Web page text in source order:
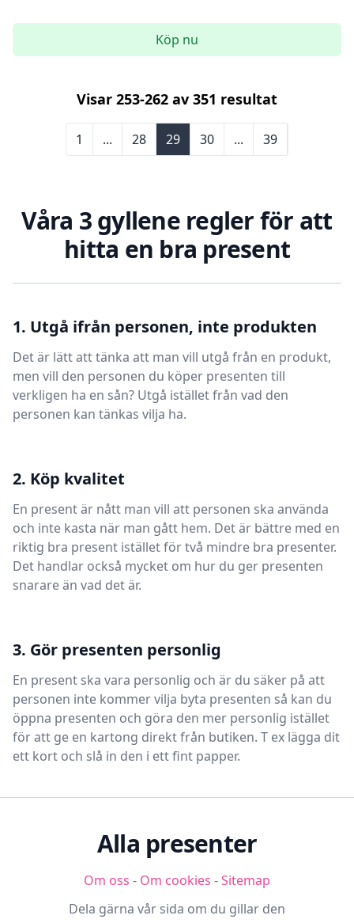
Köp nu
Visar 253-262 av 351 resultat
1 ... 28 29 30 ... 39
Våra 3 gyllene regler för att
hitta en bra present
1. Utgå ifrån personen, inte produkten
Det är lätt att tänka att man vill utgå från en produkt,
men vill den personen du köper presenten till
verkligen ha en sån? Utgå istället från vad den
personen kan tänkas vilja ha.
2. Köp kvalitet
En present är nått man vill att personen ska använda
och inte kasta när man gått hem. Det är bättre med en
riktig bra present istället för två mindre bra presenter.
Det handlar också mycket om hur du ger presenten
snarare än vad det är.
3. Gör presenten personlig
En present ska vara personlig och är du säker på att
personen inte kommer vilja byta presenten så kan du
öppna presenten och göra den mer personlig istället
för att ge en kartong direkt från butiken. T ex lägga dit
ett kort och slå in den i ett fint papper.
Alla presenter
Om oss - Om cookies -Sitemap
Dela gärna vår sida om du gillar den